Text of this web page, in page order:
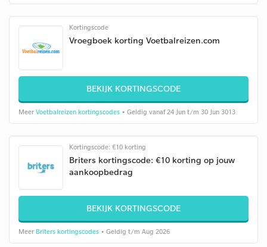
Kortingscode
Vroegboek korting Voetbalreizen.com
BEKIJK KORTINGSCODE
Meer Voetbalreizen kortingscodes • Geldig vanaf 24 Jun t/m 30 Jun 3013
Kortingscode: €10 korting
Briters kortingscode: €10 korting op jouw
aankoopbedrag
BEKIJK KORTINGSCODE
Meer Briters kortingscodes • Geldig t/m Aug 2026